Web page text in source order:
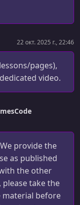
22 окт. 2025 г., 22:46
pages),
video.
provide the
as published
the other
take the
before